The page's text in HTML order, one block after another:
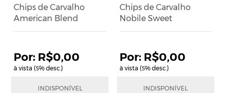
Chips de Carvalho
American Blend
R$0,00
à vista (5% desc.)
1xdeR$0,00
INDISPONÍVEL
Chips de Carvalho
Nobile Sweet
R$0,00
à vista (5% desc.)
1xdeR$0,00
INDISPONÍVEL